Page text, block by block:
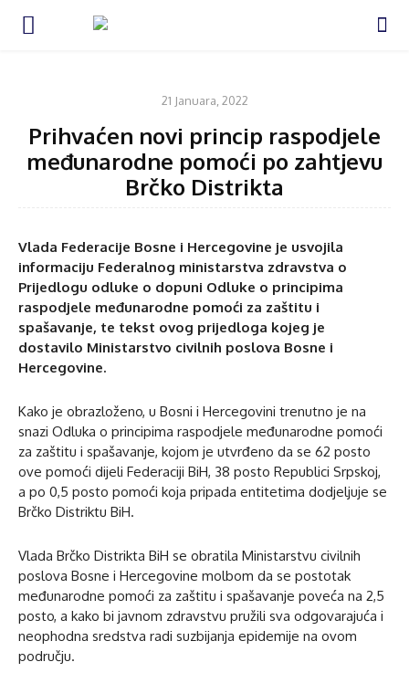
21 Januara, 2022
Prihvaćen novi princip raspodjele
međunarodne pomoći po zahtjevu
Brčko Distrikta
Vlada Federacije Bosne i Hercegovine je usvojila
informaciju Federalnog ministarstva zdravstva o
Prijedlogu odluke o dopuni Odluke o principima
raspodjele međunarodne pomoći za zaštitu i
spašavanje, te tekst ovog prijedloga kojeg je
dostavilo Ministarstvo civilnih poslova Bosne i
Hercegovine.
Kako je obrazloženo, u Bosni i Hercegovini trenutno je na
snazi Odluka o principima raspodjele međunarodne pomoći
za zaštitu i spašavanje, kojom je utvrđeno da se 62 posto
ove pomoći dijeli Federaciji BiH, 38 posto Republici Srpskoj,
a po 0,5 posto pomoći koja pripada entitetima dodjeljuje se
Brčko Distriktu BiH.
Vlada Brčko Distrikta BiH se obratila Ministarstvu civilnih
poslova Bosne i Hercegovine molbom da se postotak
međunarodne pomoći za zaštitu i spašavanje poveća na 2,5
posto, a kako bi javnom zdravstvu pružili sva odgovarajuća i
neophodna sredstva radi suzbijanja epidemije na ovom
području.